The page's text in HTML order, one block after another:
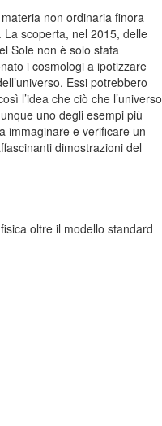
non ordinaria finora
scoperta, nel 2015, delle
Sole non è solo stata
i cosmologi a ipotizzare
Essi potrebbero
l’idea che ciò che l’universo
uno degli esempi più
immaginare e verificare un
dimostrazioni del
oltre il modello standard